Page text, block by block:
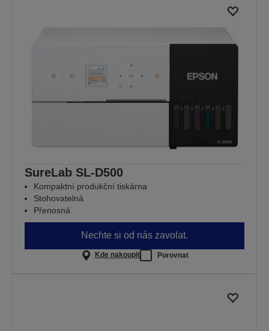
SureLab SL-D500
Kompaktní produkční tiskárna
Stohovatelná
Přenosná
Nechte si od nás zavolat.
Kde nakoupit Porovnat